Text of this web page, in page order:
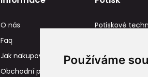
Používáme
O nás
Faq
Jak nakupovat
Obchodní podmínky
Potiskové
Tisková data